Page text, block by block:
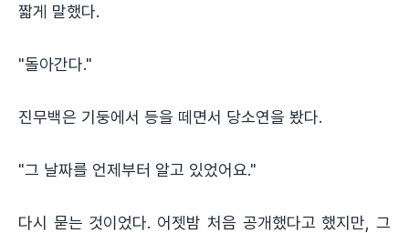
짧게 말했다.
"돌아간다."
진무백은 기둥에서 등을 떼면서 당소연을 봤다.
"그 날짜를 언제부터 알고 있었어요."
다시 묻는 것이었다. 어젯밤 처음 공개했다고 했지만, 그